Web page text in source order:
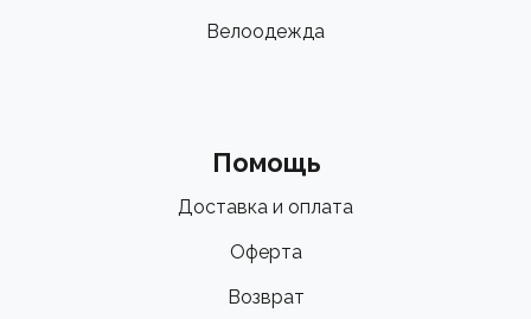
Велоодежда
Помощь
Доставка и оплата
Оферта
Возврат